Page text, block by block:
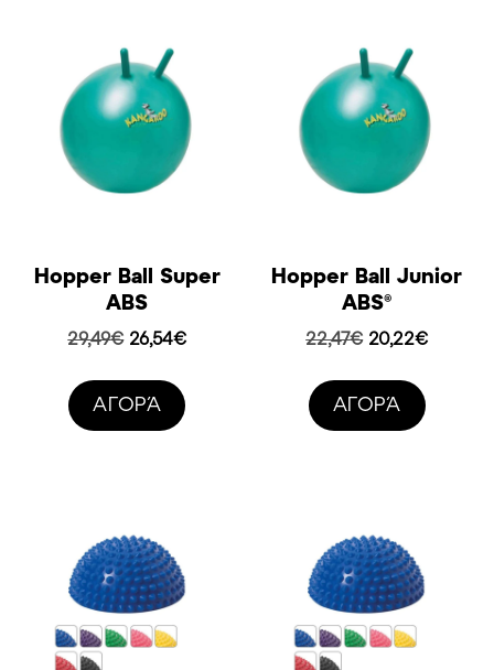
Hopper Ball Super
ABS
29,49€ Original
was:
29,49€.
26,54€Η
AΓΟΡΆ
Hopper Ball Junior
ABS®
22,47€ Original
was:
22,47€.
20,22€Η
AΓΟΡΆ